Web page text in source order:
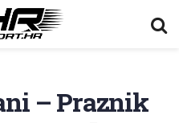
– Praznik